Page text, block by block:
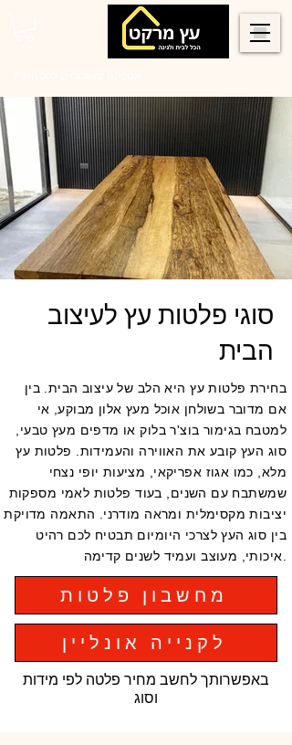
הבית
בחירת פלטות עץ היא הלב של עיצוב הבית. בין
אם מדובר בשולחן אוכל מעץ אלון מבוקע, אי
למטבח בגימור בוצ'ר בלוק או מדפים מעץ טבעי,
סוג העץ קובע את האווירה והעמידות. פלטות עץ
מלא, כמו אגוז אפריקאי, מציעות יופי נצחי
שמשתבח עם השנים, בעוד פלטות לאמי מספקות
יציבות מקסימלית ומראה מודרני. התאמה מדויקת
בין סוג העץ לצרכי היומיום תבטיח לכם רהיט
מחשבון פלטות
לקנייה אונליין
באפשרותך לחשב מחיר פלטה לפי מידות
וסוג